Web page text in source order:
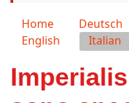
Seleziona la tua lingua
Home Deutsch
English
Italian